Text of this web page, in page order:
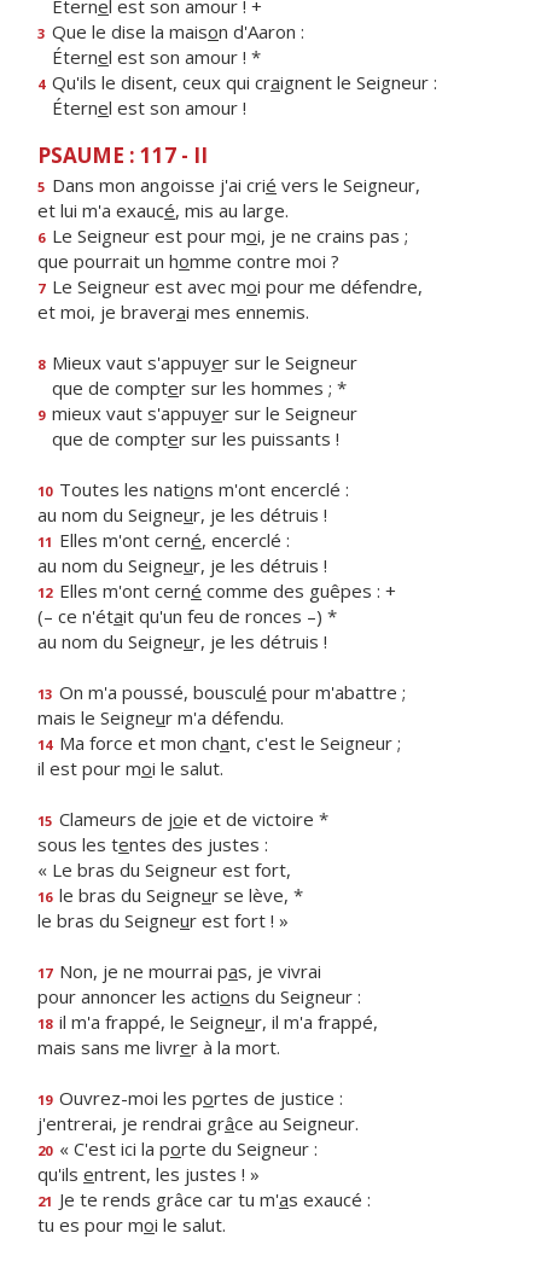
Éternel est son amour ! +
3 Que le dise la maison d'Aaron :
Éternel est son amour ! *
4 Qu'ils le disent, ceux qui craignent le Seigneur :
Éternel est son amour !
PSAUME : 117 - II
5 Dans mon angoisse j'ai crié vers le Seigneur,
et lui m'a exaucé, mis au large.
6 Le Seigneur est pour moi, je ne crains pas ;
que pourrait un homme contre moi ?
7 Le Seigneur est avec moi pour me défendre,
et moi, je braverai mes ennemis.
8 Mieux vaut s'appuyer sur le Seigneur
que de compter sur les hommes ; *
9 mieux vaut s'appuyer sur le Seigneur
que de compter sur les puissants !
10 Toutes les nations m'ont encerclé :
au nom du Seigneur, je les détruis !
11 Elles m'ont cerné, encerclé :
au nom du Seigneur, je les détruis !
12 Elles m'ont cerné comme des guêpes : +
(– ce n'était qu'un feu de ronces –) *
au nom du Seigneur, je les détruis !
13 On m'a poussé, bousculé pour m'abattre ;
mais le Seigneur m'a défendu.
14 Ma force et mon chant, c'est le Seigneur ;
il est pour moi le salut.
15 Clameurs de joie et de victoire *
sous les tentes des justes :
« Le bras du Seigneur est fort,
16 le bras du Seigneur se lève, *
le bras du Seigneur est fort ! »
17 Non, je ne mourrai pas, je vivrai
pour annoncer les actions du Seigneur :
18 il m'a frappé, le Seigneur, il m'a frappé,
mais sans me livrer à la mort.
19 Ouvrez-moi les portes de justice :
j'entrerai, je rendrai grâce au Seigneur.
20 « C'est ici la porte du Seigneur :
qu'ils entrent, les justes ! »
21 Je te rends grâce car tu m'as exaucé :
tu es pour moi le salut.